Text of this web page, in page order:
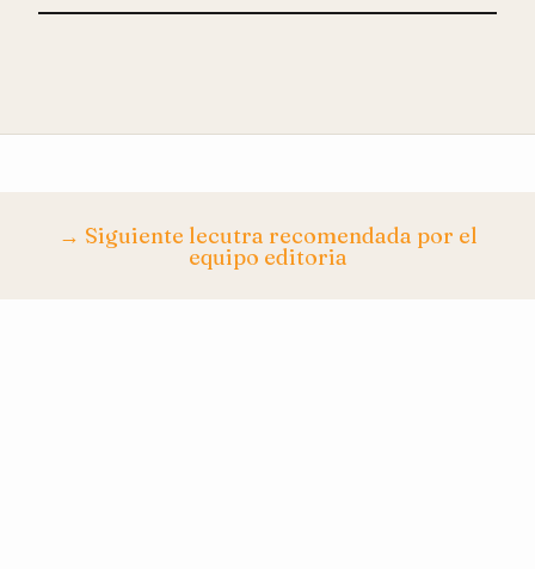
→ Siguiente lecutra recomendada por el
equipo editoria